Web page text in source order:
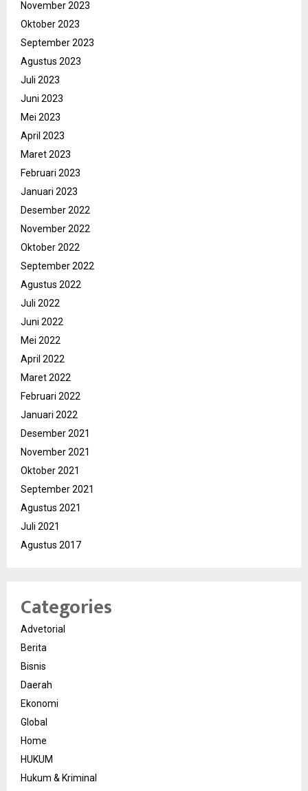
November 2023
Oktober 2023
September 2023
Agustus 2023
Juli 2023
Juni 2023
Mei 2023
April 2023
Maret 2023
Februari 2023
Januari 2023
Desember 2022
November 2022
Oktober 2022
September 2022
Agustus 2022
Juli 2022
Juni 2022
Mei 2022
April 2022
Maret 2022
Februari 2022
Januari 2022
Desember 2021
November 2021
Oktober 2021
September 2021
Agustus 2021
Juli 2021
Agustus 2017
Categories
Advetorial
Berita
Bisnis
Daerah
Ekonomi
Global
Home
HUKUM
Hukum & Kriminal